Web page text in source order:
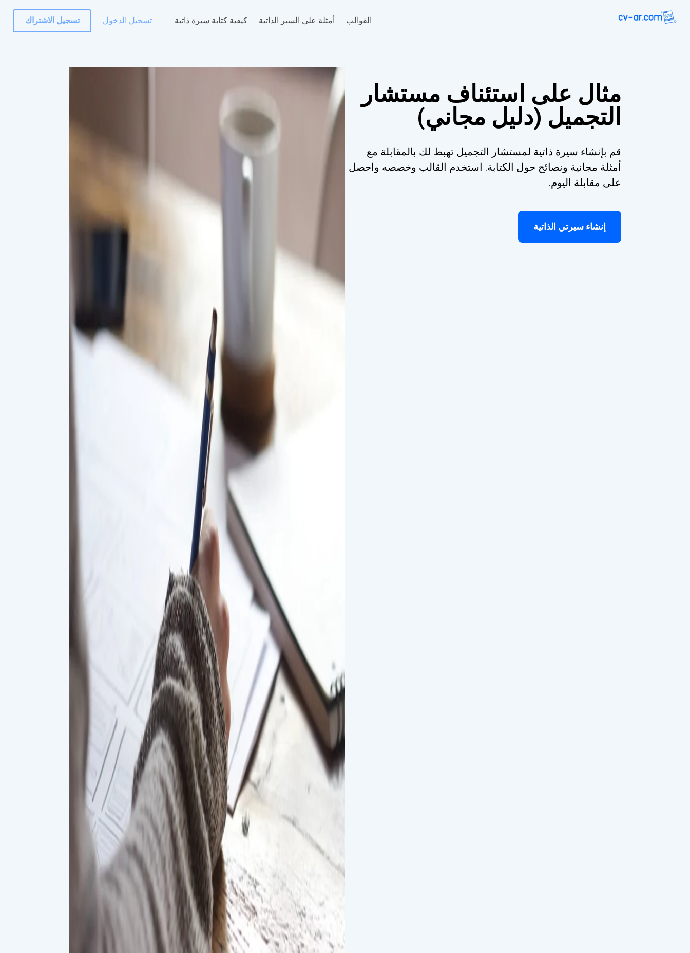
القوالب أمثلة على السير الذاتية كيفية كتابة سيرة ذاتية تسجيل الدخول تسجيل الاشتراك
مثال على استئناف مستشار
التجميل (دليل مجاني)
قم بإنشاء سيرة ذاتية لمستشار التجميل تهبط لك بالمقابلة مع
أمثلة مجانية ونصائح حول الكتابة. استخدم القالب وخصصه واحصل
على مقابلة اليوم.
إنشاء سيرتي الذاتية